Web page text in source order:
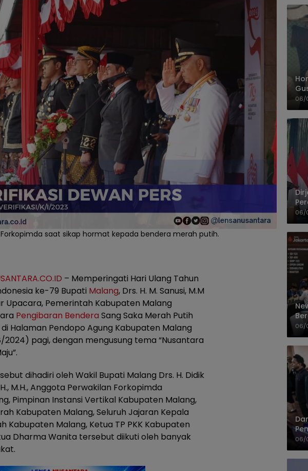
saat sikap hormat kepada bendera merah putih.
– Memperingati Hari Ulang Tahun
ke-79 Bupati Malang, Drs. H. M. Sanusi, M.M
Upacara, Pemerintah Kabupaten Malang
Pengibaran Bendera Sang Saka Merah Putih
Halaman Pendopo Agung Kabupaten Malang
2024) pagi, dengan mengusung tema “Nusantara
dihadiri oleh Wakil Bupati Malang Drs. H. Didik
M.H., Anggota Perwakilan Forkopimda
Pimpinan Instansi Vertikal Kabupaten Malang,
Kabupaten Malang, Seluruh Jajaran Kepala
Kabupaten Malang, Ketua TP PKK Kabupaten
Dharma Wanita tersebut diikuti oleh banyak
06/
06/
06/
06/